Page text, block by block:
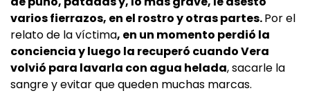
varios fierrazos, en el rostro y otras partes.Por el
relato de la víctima, en un momento perdió la
conciencia y luego la recuperó cuando Vera
volvió para lavarla con agua helada, sacarle la
sangre y evitar que queden muchas marcas.